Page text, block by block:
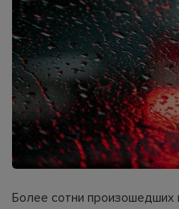
Более сотни произошедших